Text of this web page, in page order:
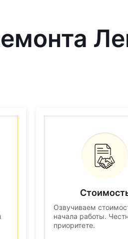
Озвучиваем
начала работы.
приоритете.